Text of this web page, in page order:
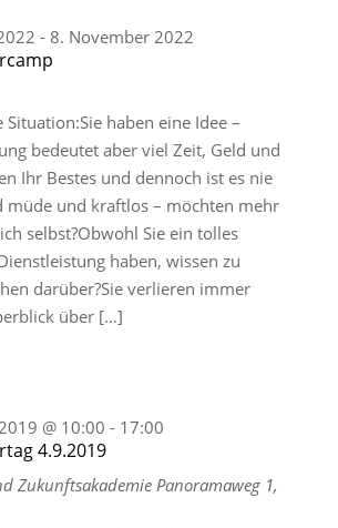
- 8. November 2022
Situation:Sie haben eine Idee –
bedeutet aber viel Zeit, Geld und
Ihr Bestes und dennoch ist es nie
müde und kraftlos – möchten mehr
selbst?Obwohl Sie ein tolles
haben, wissen zu
darüber?Sie verlieren immer
über […]
@ 10:00 - 17:00
4.9.2019
Zukunftsakademie Panoramaweg 1,